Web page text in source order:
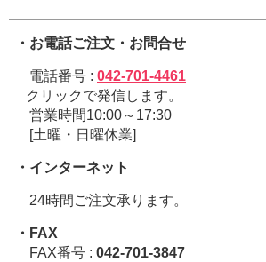
・お電話ご注文・お問合せ
電話番号 : 042-701-4461
クリックで発信します。
営業時間10:00～17:30
[土曜・日曜休業]
・インターネット
24時間ご注文承ります。
・FAX
FAX番号 : 042-701-3847